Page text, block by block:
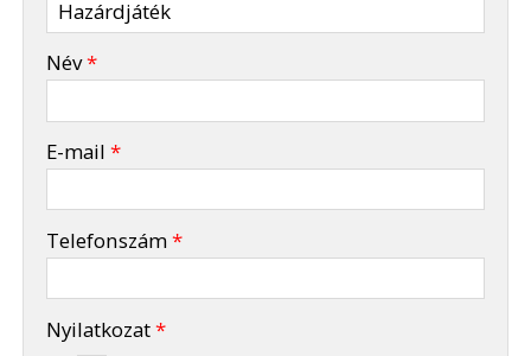
Név*
E-mail*
Telefonszám*
Nyilatkozat*